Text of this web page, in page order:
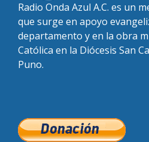
Radio Onda Azul A.C. es un
que surge en apoyo
departamento y en la obra
Católica en la Diócesis San
Puno.